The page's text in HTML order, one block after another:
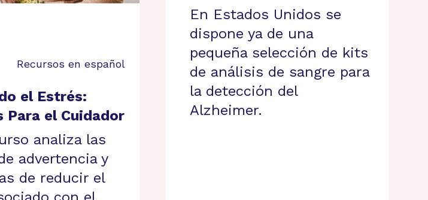
Recursos en español
el Estrés:
Para el Cuidador
analiza las
advertencia y
de reducir el
En Estados Unidos se
dispone ya de una
pequeña selección de kits
de análisis de sangre para
la detección del
Alzheimer.